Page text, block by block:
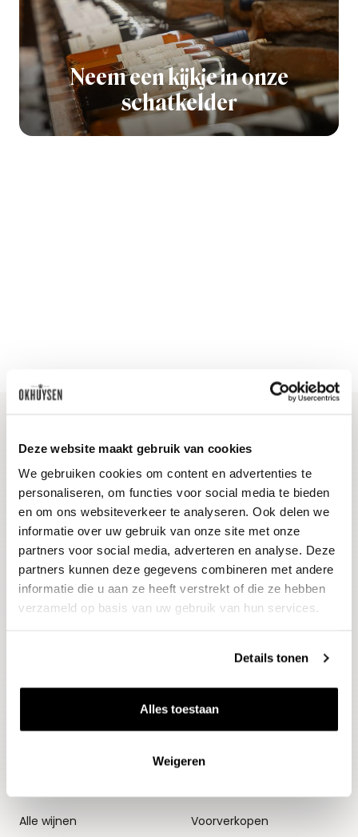
Deze website maakt gebruik van cookies
We gebruiken cookies om content en advertenties te
personaliseren, om functies voor social media te bieden
en om ons websiteverkeer te analyseren. Ook delen we
informatie over uw gebruik van onze site met onze
partners voor social media, adverteren en analyse. Deze
partners kunnen deze gegevens combineren met andere
informatie die u aan ze heeft verstrekt of die ze hebben
verzameld op basis van uw gebruik van hun services.
Details tonen
Alles toestaan
Weigeren
Neem een kijkje in onze
schatkelder
Blijf op de hoogte
Ontvang het laatste wijnnieuws, proeverijen en
evenementen
E-mailadres
Aanmelden
Alle wijnen
Thema's
Voorverkopen